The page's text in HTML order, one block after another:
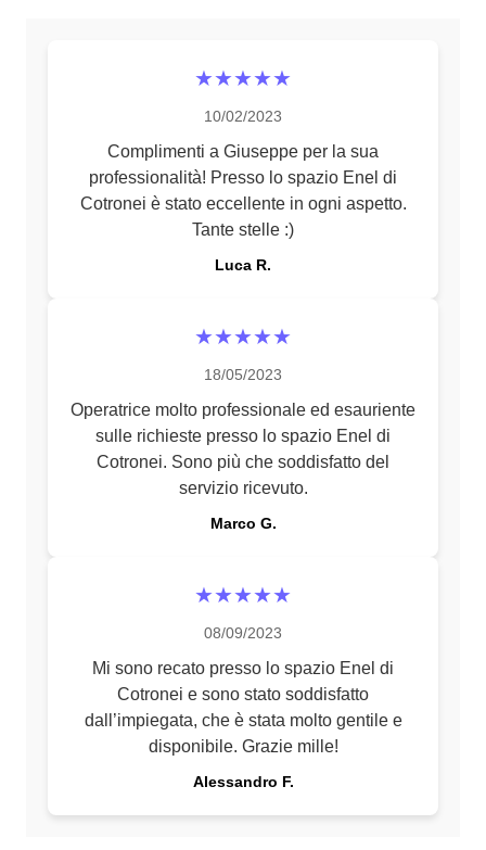
★★★★★
10/02/2023
Complimenti a Giuseppe per la sua
professionalità! Presso lo spazio Enel di
Cotronei è stato eccellente in ogni aspetto.
Tante stelle :)
Luca R.
★★★★★
18/05/2023
Operatrice molto professionale ed esauriente
sulle richieste presso lo spazio Enel di
Cotronei. Sono più che soddisfatto del
servizio ricevuto.
Marco G.
★★★★★
08/09/2023
Mi sono recato presso lo spazio Enel di
Cotronei e sono stato soddisfatto
dall’impiegata, che è stata molto gentile e
disponibile. Grazie mille!
Alessandro F.